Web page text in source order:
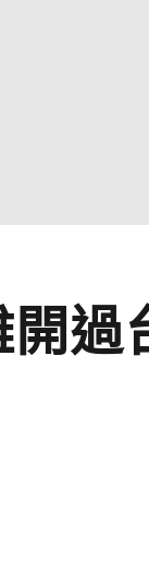
過